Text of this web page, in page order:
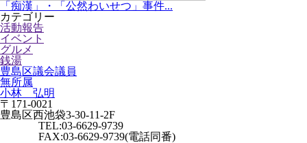
「痴漢」・「公然わいせつ」事件...
カテゴリー
活動報告
イベント
グルメ
銭湯
豊島区議会議員
無所属
小林 弘明
〒171-0021
豊島区西池袋3-30-11-2F
TEL:03-6629-9739
FAX:03-6629-9739(電話同番)